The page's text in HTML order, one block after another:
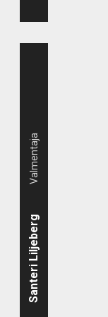
Santeri Liljeberg
Valmentaja